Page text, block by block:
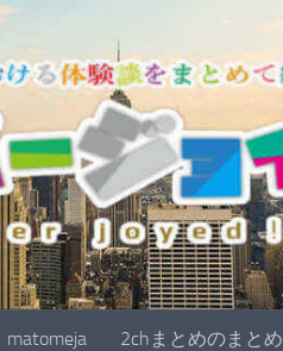
matomeja 2chまとめのまとめ